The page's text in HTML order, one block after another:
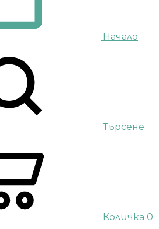
Начало
Търсене
Количка 0